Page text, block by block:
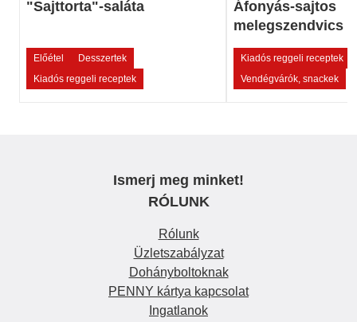
"Sajttorta"-saláta
Előétel
Desszertek
Kiadós reggeli receptek
Áfonyás-sajtos
melegszendvics
Kiadós reggeli receptek
Vendégvárók, snackek
Ismerj meg minket!
RÓLUNK
Rólunk
Üzletszabályzat
Dohányboltoknak
PENNY kártya kapcsolat
Ingatlanok